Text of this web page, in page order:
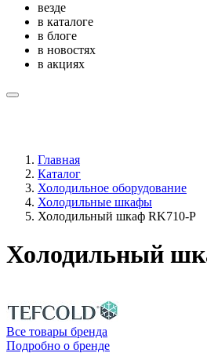
везде
в каталоге
в блоге
в новостях
в акциях
Главная
Каталог
Холодильное оборудование
Холодильные шкафы
Холодильный шкаф RK710-P
Холодильный
Все товары бренда
Подробно о бренде